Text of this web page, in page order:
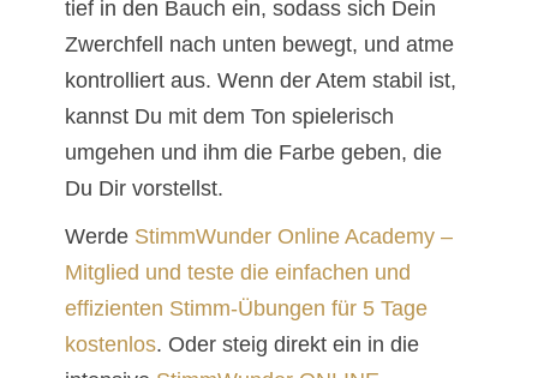
tief in den Bauch ein, sodass sich Dein
Zwerchfell nach unten bewegt, und atme
kontrolliert aus. Wenn der Atem stabil ist,
kannst Du mit dem Ton spielerisch
umgehen und ihm die Farbe geben, die
Du Dir vorstellst.
Werde StimmWunder Online Academy –
Mitglied und teste die einfachen und
effizienten Stimm-Übungen für 5 Tage
kostenlos. Oder steig direkt ein in die